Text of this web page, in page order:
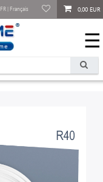
0,00 EUR
FR | Français
☰